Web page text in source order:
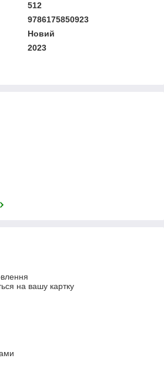
512
9786175850923
Новий
2023
на вашу картку